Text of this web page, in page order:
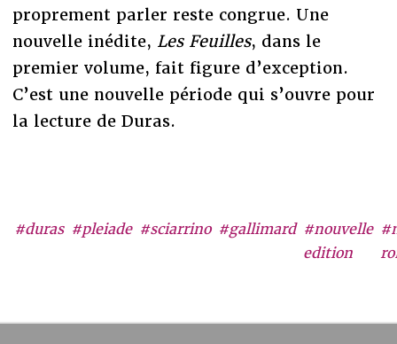
#duras #pleiade #sciarrino #gallimard #nouvelle
edition
proprement parler reste congrue. Une
nouvelle inédite, Les Feuilles, dans le
premier volume, fait figure d’exception.
C’est une nouvelle période qui s’ouvre pour
la lecture de Duras.